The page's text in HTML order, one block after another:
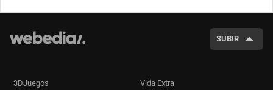
SUBIR
3DJuegos Vida Extra